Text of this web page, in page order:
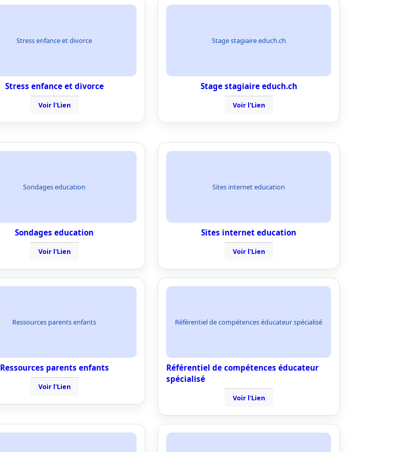
Stress enfance et divorce
Stress enfance et divorce
Voir l'Lien
Stage stagiaire educh.ch
Stage stagiaire educh.ch
Voir l'Lien
Sondages education
Sondages education
Voir l'Lien
Sites internet education
Sites internet education
Voir l'Lien
Ressources parents enfants
Ressources parents enfants
Voir l'Lien
Référentiel de compétences éducateur spécialisé
Référentiel de compétences éducateur
spécialisé
Voir l'Lien